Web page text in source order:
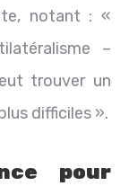
notant : «
–
trouver un
difficiles ».
pour